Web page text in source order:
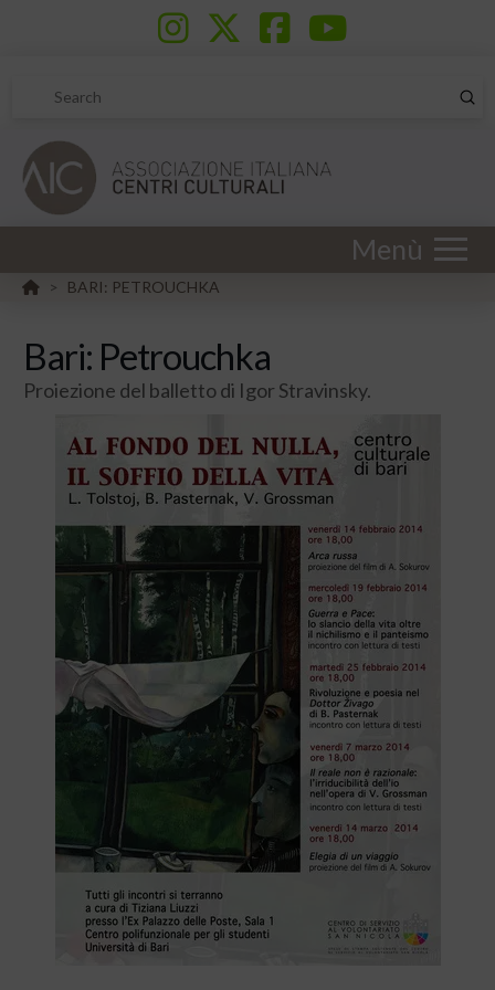
Search
Menù
HOME
> BARI: PETROUCHKA
Bari: Petrouchka
Proiezione del balletto di Igor Stravinsky.